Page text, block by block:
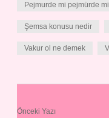
Pejmurde mi pejmürde mi
Şemsa konusu nedir
Vakur ol ne demek
Önceki Yazı